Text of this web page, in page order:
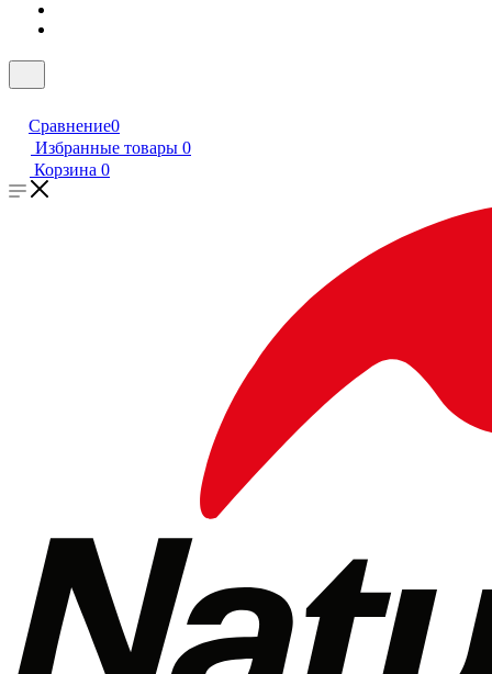
Сравнение0
Избранные товары 0
Корзина 0